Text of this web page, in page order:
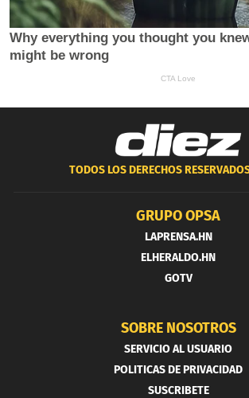
TODOS LOS DERECHOS
GRUPO OPSA
LAPRENSA.HN
ELHERALDO.HN
GOTV
SOBRE NOSOTROS
SERVICIO AL USUARIO
POLITICAS DE PRIVACIDAD
SUSCRIBETE